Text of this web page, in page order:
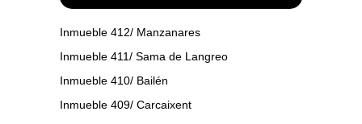
Inmueble 412/ Manzanares
Inmueble 411/ Sama de Langreo
Inmueble 410/ Bailén
Inmueble 409/ Carcaixent